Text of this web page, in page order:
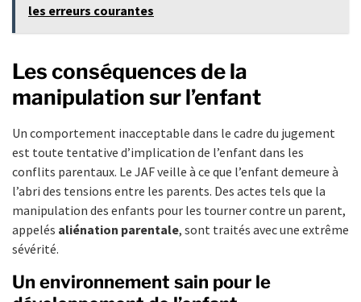
les erreurs courantes
Les conséquences de la
manipulation sur l’enfant
Un comportement inacceptable dans le cadre du jugement
est toute tentative d’implication de l’enfant dans les
conflits parentaux. Le JAF veille à ce que l’enfant demeure à
l’abri des tensions entre les parents. Des actes tels que la
manipulation des enfants pour les tourner contre un parent,
appelés aliénation parentale, sont traités avec une extrême
sévérité.
Un environnement sain pour le